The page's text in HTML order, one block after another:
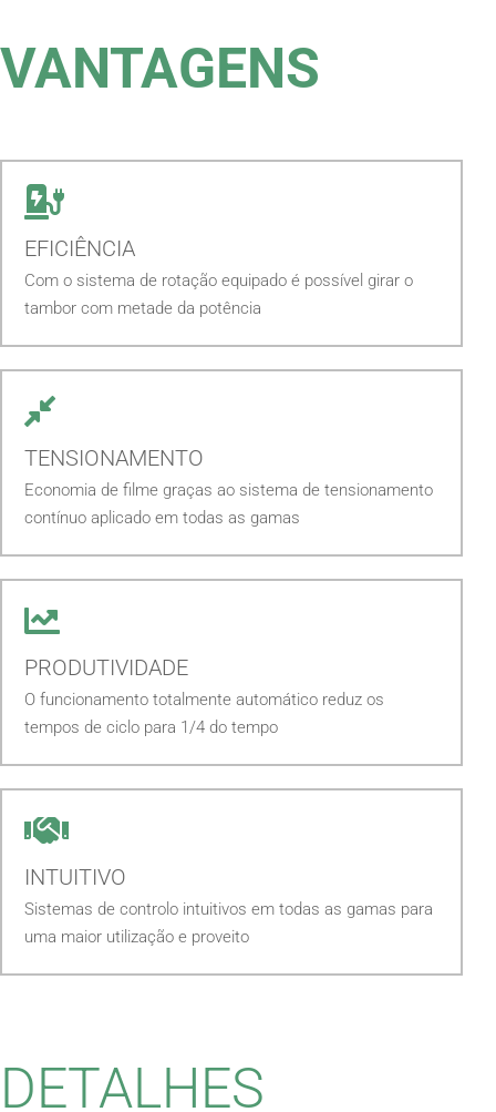
VANTAGENS
EFICIÊNCIA
Com o sistema de rotação equipado é possível girar o
tambor com metade da potência
TENSIONAMENTO
Economia de filme graças ao sistema de tensionamento
contínuo aplicado em todas as gamas
PRODUTIVIDADE
O funcionamento totalmente automático reduz os
tempos de ciclo para 1/4 do tempo
INTUITIVO
Sistemas de controlo intuitivos em todas as gamas para
uma maior utilização e proveito
DETALHES